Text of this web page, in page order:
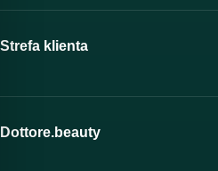
Strefa klienta
Moje konto
Program lojalnościowy
Dottore.beauty